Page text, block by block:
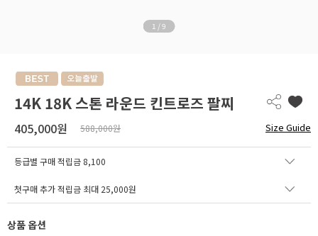
1 /9
14K 18K 스톤 라운드 킨트로즈 팔찌
405,000원 588,000원 Size Guide
등급별 구매 적립금 8,100
첫구매 추가 적립금 최대 25,000원
상품 옵션